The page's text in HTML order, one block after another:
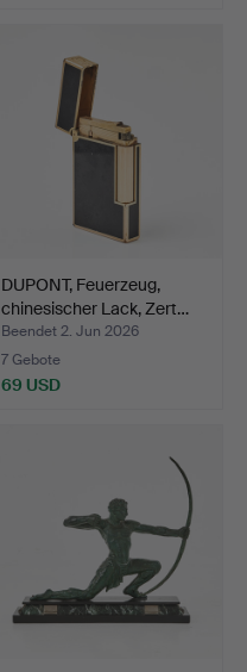
DUPONT, Feuerzeug,
chinesischer Lack, Zert…
Beendet 2. Jun 2026
7 Gebote
69 USD